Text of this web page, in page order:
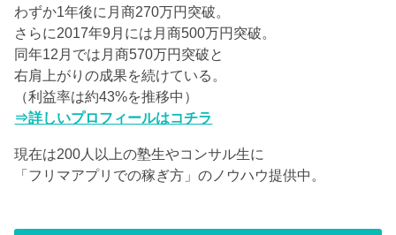
わずか1年後に月商270万円突破。
さらに2017年9月には月商500万円突破。
同年12月では月商570万円突破と
右肩上がりの成果を続けている。
（利益率は約43%を推移中）
⇒詳しいプロフィールはコチラ
現在は200人以上の塾生やコンサル生に
「フリマアプリでの稼ぎ方」のノウハウ提供中。